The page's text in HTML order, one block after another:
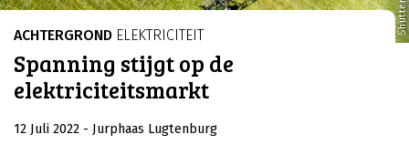
ACHTERGROND ELEKTRICITEIT
Spanning stijgt op de
elektriciteitsmarkt
12 Juli 2022 - Jurphaas Lugtenburg